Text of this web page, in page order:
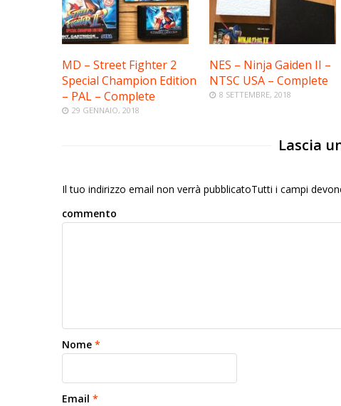
MD – Street Fighter 2
Special Champion Edition
– PAL – Complete
29 GENNAIO, 2018
NES – Ninja Gaiden II –
NTSC USA – Complete
8 SETTEMBRE, 2018
Lascia
Il tuo indirizzo email non verrà pubblicatoTutti i campi
commento
Nome *
Email *